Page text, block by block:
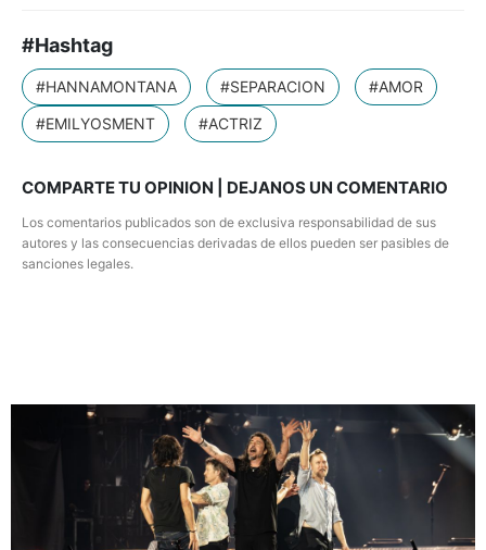
#Hashtag
#HANNAMONTANA #SEPARACION
#AMOR
#EMILYOSMENT
#ACTRIZ
COMPARTE TU OPINION | DEJANOS UN COMENTARIO
Los comentarios publicados son de exclusiva responsabilidad de sus
autores y las consecuencias derivadas de ellos pueden ser pasibles de
sanciones legales.